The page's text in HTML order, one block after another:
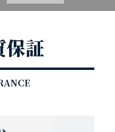
保証